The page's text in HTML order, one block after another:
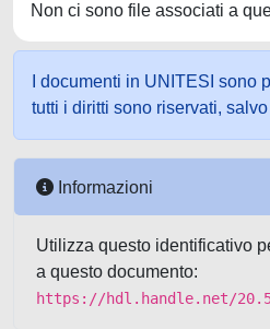
Non ci sono file associati a
I documenti in UNITESI sono
tutti i diritti sono riservati,
Informazioni
Utilizza questo identificativo
a questo documento:
https://hdl.handle.net/